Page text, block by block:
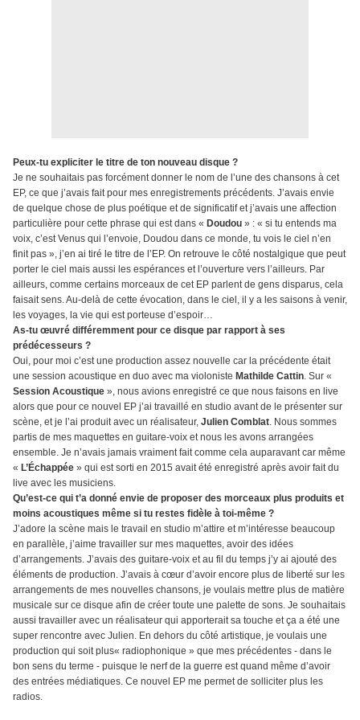
Peux-tu expliciter le titre de ton nouveau disque ?
Je ne souhaitais pas forcément donner le nom de l’une des chansons à cet
EP, ce que j’avais fait pour mes enregistrements précédents. J’avais envie
de quelque chose de plus poétique et de significatif et j’avais une affection
particulière pour cette phrase qui est dans « Doudou » : « si tu entends ma
voix, c’est Venus qui l’envoie, Doudou dans ce monde, tu vois le ciel n’en
finit pas », j’en ai tiré le titre de l’EP. On retrouve le côté nostalgique que peut
porter le ciel mais aussi les espérances et l’ouverture vers l’ailleurs. Par
ailleurs, comme certains morceaux de cet EP parlent de gens disparus, cela
faisait sens. Au-delà de cette évocation, dans le ciel, il y a les saisons à venir,
les voyages, la vie qui est porteuse d’espoir…
As-tu œuvré différemment pour ce disque par rapport à ses
prédécesseurs ?
Oui, pour moi c’est une production assez nouvelle car la précédente était
une session acoustique en duo avec ma violoniste Mathilde Cattin. Sur «
Session Acoustique », nous avions enregistré ce que nous faisons en live
alors que pour ce nouvel EP j’ai travaillé en studio avant de le présenter sur
scène, et je l’ai produit avec un réalisateur, Julien Comblat. Nous sommes
partis de mes maquettes en guitare-voix et nous les avons arrangées
ensemble. Je n’avais jamais vraiment fait comme cela auparavant car même
« L’Échappée » qui est sorti en 2015 avait été enregistré après avoir fait du
live avec les musiciens.
Qu’est-ce qui t’a donné envie de proposer des morceaux plus produits et
moins acoustiques même si tu restes fidèle à toi-même ?
J’adore la scène mais le travail en studio m’attire et m’intéresse beaucoup
en parallèle, j’aime travailler sur mes maquettes, avoir des idées
d’arrangements. J’avais des guitare-voix et au fil du temps j’y ai ajouté des
éléments de production. J’avais à cœur d’avoir encore plus de liberté sur les
arrangements de mes nouvelles chansons, je voulais mettre plus de matière
musicale sur ce disque afin de créer toute une palette de sons. Je souhaitais
aussi travailler avec un réalisateur qui apporterait sa touche et ça a été une
super rencontre avec Julien. En dehors du côté artistique, je voulais une
production qui soit plus« radiophonique » que mes précédentes - dans le
bon sens du terme - puisque le nerf de la guerre est quand même d’avoir
des entrées médiatiques. Ce nouvel EP me permet de solliciter plus les
radios.